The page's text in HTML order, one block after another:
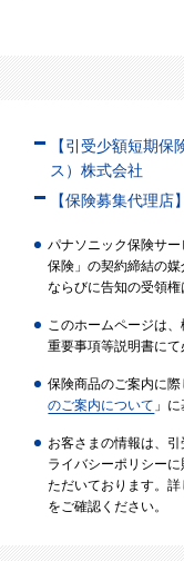
【引受少額短期
ス）株式会社
【保険募集代理
パナソニック保険サ
保険」の契約締結の
ならびに告知の受領権
このホームページは
重要事項等説明書にて
保険商品のご案内に
のご案内について 」
お客さまの情報は、
ライバシーポリシー
ただいております。
をご確認ください。